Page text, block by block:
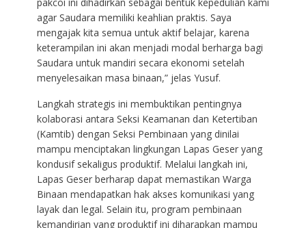
agar Saudara memiliki keahlian praktis. Saya
mengajak kita semua untuk aktif belajar, karena
keterampilan ini akan menjadi modal berharga bagi
Saudara untuk mandiri secara ekonomi setelah
menyelesaikan masa binaan,” jelas Yusuf.
Langkah strategis ini membuktikan pentingnya
kolaborasi antara Seksi Keamanan dan Ketertiban
(Kamtib) dengan Seksi Pembinaan yang dinilai
mampu menciptakan lingkungan Lapas Geser yang
kondusif sekaligus produktif. Melalui langkah ini,
Lapas Geser berharap dapat memastikan Warga
Binaan mendapatkan hak akses komunikasi yang
layak dan legal. Selain itu, program pembinaan
kemandirian yang produktif ini diharapkan mampu